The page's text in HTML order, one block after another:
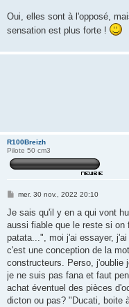
Oui, elles sont à l'opposé,
sensation est plus forte !
R100Breizh
Pilote 50 cm3
M
s
a
g
mer. 30 nov., 2022 20:10
Je sais qu'il y en a qui vont
aussi fiable que le reste si on
patata...", moi j'ai essayer,
c'est une conception de la
constructeurs. Perso, j'oublie
je ne suis pas fana et faut
achat éventuel des pièces
dicton ou pas? "Ducati, boite